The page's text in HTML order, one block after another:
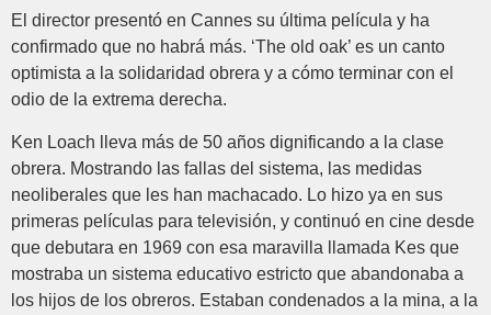
El director presentó en Cannes su última película y ha
confirmado que no habrá más. ‘The old oak’ es un canto
optimista a la solidaridad obrera y a cómo terminar con el
odio de la extrema derecha.
Ken Loach lleva más de 50 años dignificando a la clase
obrera. Mostrando las fallas del sistema, las medidas
neoliberales que les han machacado. Lo hizo ya en sus
primeras películas para televisión, y continuó en cine desde
que debutara en 1969 con esa maravilla llamada Kes que
mostraba un sistema educativo estricto que abandonaba a
los hijos de los obreros. Estaban condenados a la mina, a la